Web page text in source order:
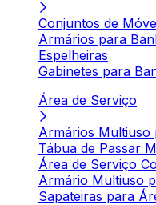
Conjuntos de
Armários para
Espelheiras
Gabinetes para
Área de Serviço
Armários Multiuso
Tábua de Passar
Área de Serviço
Armário Multiuso
Sapateiras para